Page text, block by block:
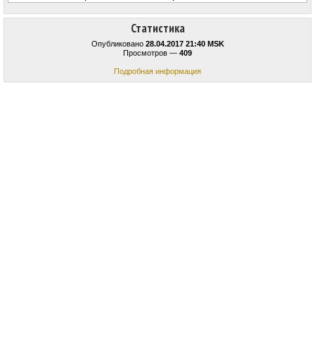
Статистика
Опубликовано 28.04.2017 21:40 MSK
Просмотров — 409
Подробная информация